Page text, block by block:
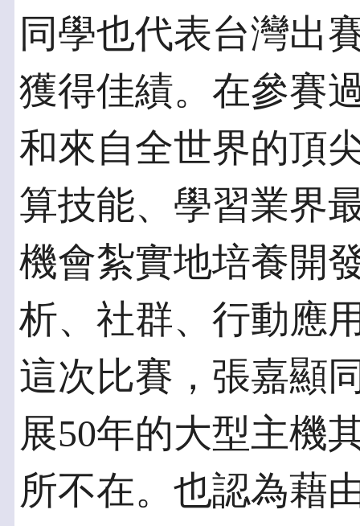
同學也代表台灣出
獲得佳績。在參賽
和來自全世界的頂
算技能、學習業界
機會紮實地培養開
析、社群、行動應
這次比賽，張嘉顯
展50年的大型主機
所不在。也認為藉